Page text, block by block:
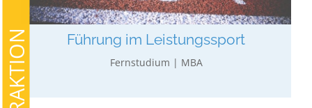
Führung im Leistungssport
Fernstudium | MBA
Marketing, Personalpolitik und Finanzierung.
mehr erfahren…